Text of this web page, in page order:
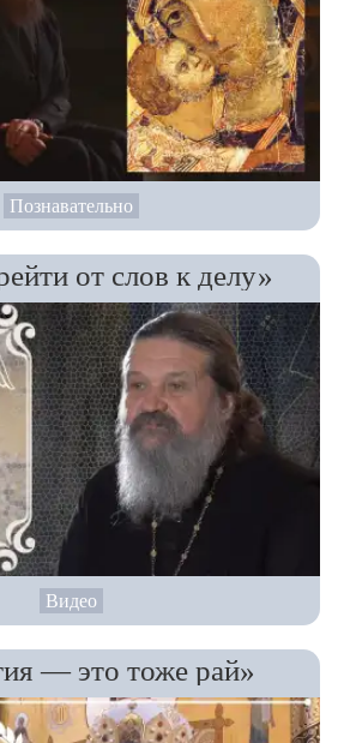
Познавательно
от слов к делу»
Видео
— это тоже рай»